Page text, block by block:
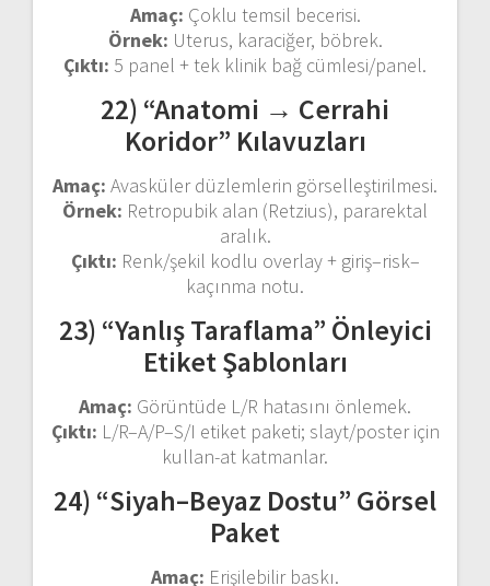
Amaç: Çoklu temsil becerisi.
Örnek: Uterus, karaciğer, böbrek.
Çıktı: 5 panel + tek klinik bağ cümlesi/panel.
22) “Anatomi → Cerrahi
Koridor” Kılavuzları
Amaç: Avasküler düzlemlerin görselleştirilmesi.
Örnek: Retropubik alan (Retzius), pararektal
aralık.
Çıktı: Renk/şekil kodlu overlay + giriş–risk–
kaçınma notu.
23) “Yanlış Taraflama” Önleyici
Etiket Şablonları
Amaç: Görüntüde L/R hatasını önlemek.
Çıktı: L/R–A/P–S/I etiket paketi; slayt/poster için
kullan-at katmanlar.
24) “Siyah–Beyaz Dostu” Görsel
Paket
Amaç: Erişilebilir baskı.